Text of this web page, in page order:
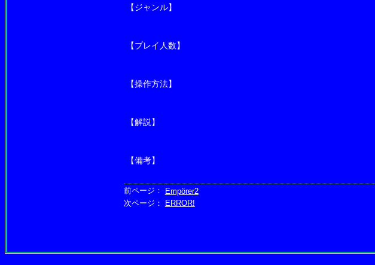
【ジャンル】
【プレイ人数】
【操作方法】
【解説】
【備考】
前ページ：
Empörer2
次ページ：
ERROR!